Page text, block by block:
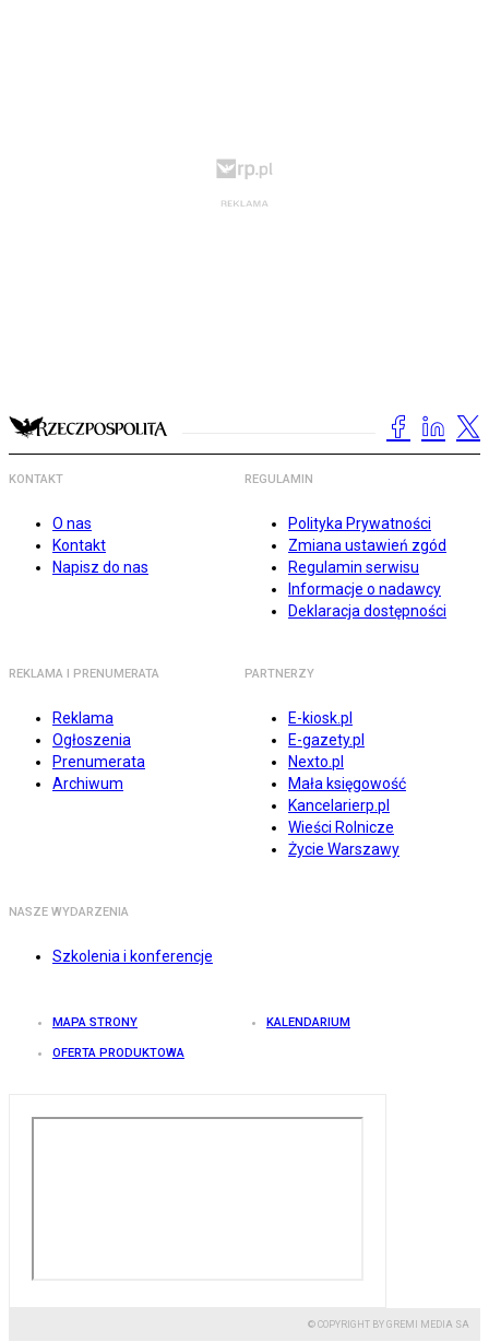
KONTAKT
O nas
Kontakt
Napisz do nas
REGULAMIN
Polityka Prywatności
Zmiana ustawień zgód
Regulamin serwisu
Informacje o nadawcy
Deklaracja dostępności
REKLAMA I PRENUMERATA
Reklama
Ogłoszenia
Prenumerata
Archiwum
PARTNERZY
E-kiosk.pl
E-gazety.pl
Nexto.pl
Mała księgowość
Kancelarierp.pl
Wieści Rolnicze
Życie Warszawy
NASZE WYDARZENIA
Szkolenia i konferencje
MAPA STRONY KALENDARIUM
OFERTA PRODUKTOWA
© COPYRIGHT BY GREMI MEDIA SA